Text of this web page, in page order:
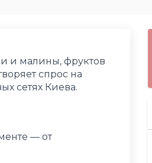
и малины, фруктов
спрос на
сетях Киева.
— от